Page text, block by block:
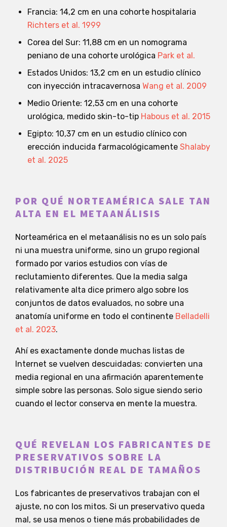
Francia: 14,2 cm en una cohorte hospitalaria
Richters et al. 1999
Corea del Sur: 11,88 cm en un nomograma
peniano de una cohorte urológica Park et al.
Estados Unidos: 13,2 cm en un estudio clínico
con inyección intracavernosa Wang et al. 2009
Medio Oriente: 12,53 cm en una cohorte
urológica, medido skin-to-tip Habous et al. 2015
Egipto: 10,37 cm en un estudio clínico con
erección inducida farmacológicamente Shalaby
et al. 2025
POR QUÉ NORTEAMÉRICA SALE TAN
ALTA EN EL METAANÁLISIS
Norteamérica en el metaanálisis no es un solo país
ni una muestra uniforme, sino un grupo regional
formado por varios estudios con vías de
reclutamiento diferentes. Que la media salga
relativamente alta dice primero algo sobre los
conjuntos de datos evaluados, no sobre una
anatomía uniforme en todo el continente Belladelli
et al. 2023.
Ahí es exactamente donde muchas listas de
Internet se vuelven descuidadas: convierten una
media regional en una afirmación aparentemente
simple sobre las personas. Solo sigue siendo serio
cuando el lector conserva en mente la muestra.
QUÉ REVELAN LOS FABRICANTES DE
PRESERVATIVOS SOBRE LA
DISTRIBUCIÓN REAL DE TAMAÑOS
Los fabricantes de preservativos trabajan con el
ajuste, no con los mitos. Si un preservativo queda
mal, se usa menos o tiene más probabilidades de